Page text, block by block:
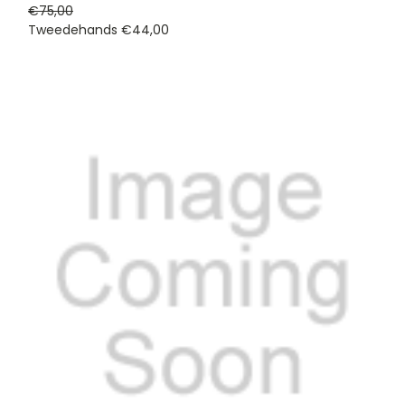
€75,00
Tweedehands €44,00